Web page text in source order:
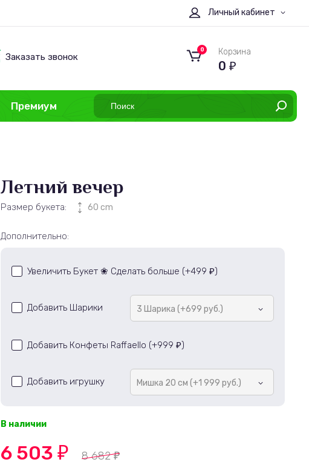
Личный кабинет
Заказать звонок
0 Корзина
0 ₽
Премиум
Летний вечер
Размер букета: 60 cm
Дополнительно:
Увеличить Букет ❀ Сделать больше (+499 ₽)
Добавить Шарики 3 Шарика (+699 руб.)
Добавить Конфеты Raffaello (+999 ₽)
Добавить игрушку Мишка 20 см (+1 999 руб.)
В наличии
6 503 ₽ 8 682₽